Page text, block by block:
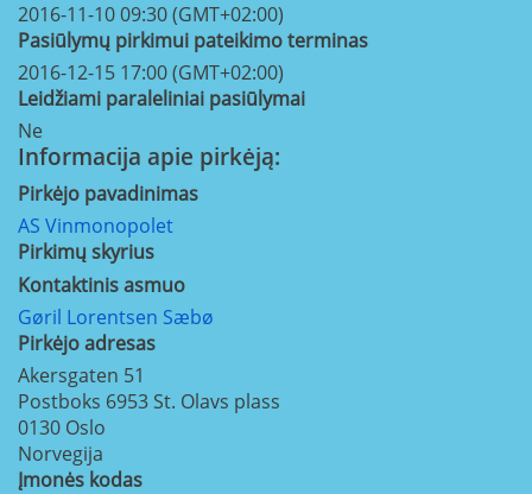
2016-11-10 09:30 (GMT+02:00)
Pasiūlymų pirkimui pateikimo terminas
2016-12-15 17:00 (GMT+02:00)
Leidžiami paraleliniai pasiūlymai
Ne
Informacija apie pirkėją:
Pirkėjo pavadinimas
AS Vinmonopolet
Pirkimų skyrius
Kontaktinis asmuo
Gøril Lorentsen Sæbø
Pirkėjo adresas
Akersgaten 51
Postboks 6953 St. Olavs plass
0130 Oslo
Norvegija
Įmonės kodas